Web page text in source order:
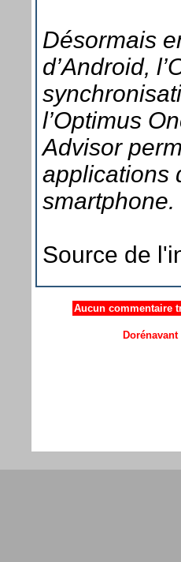
Désormais
d’Android,
l’Optimus
Advisor
applications
smartphone.
Source de
Aucun commentaire